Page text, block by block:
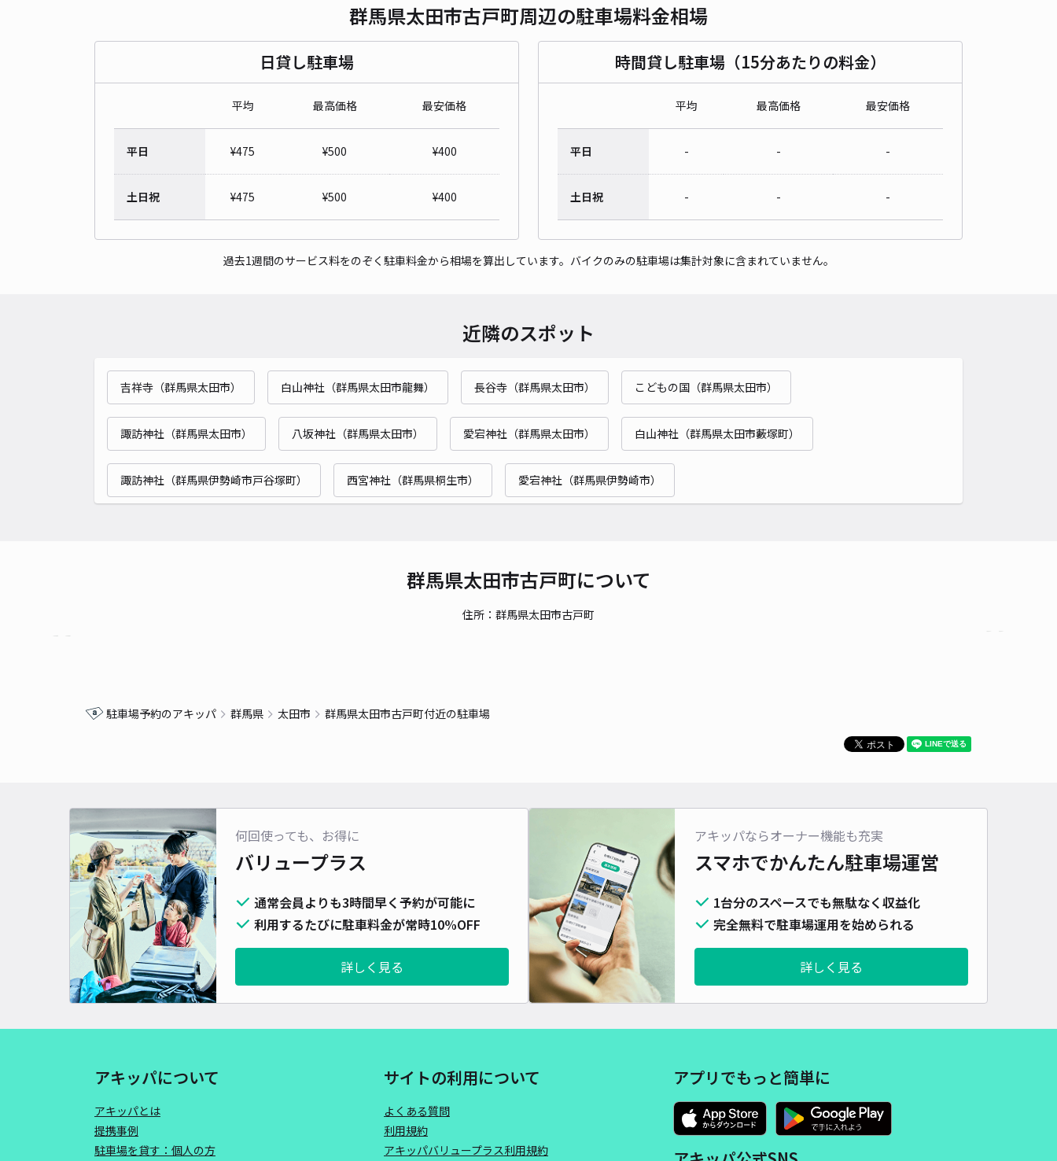
対応車種
レオパレスサニースクエアーA駐車場【16952】
¥500〜/ 日
長さ 500cm 以下 車幅
群馬県太田市古戸町周辺の駐車場料金相場
日貸し駐車場
平均 最高価格 最安価格
平日 ¥475 ¥500 ¥400
土日祝 ¥475 ¥500 ¥400
時間貸し駐車場（15分あたりの料金）
平均 最高価格 最安価格
平日 - - -
土日祝 - - -
過去1週間のサービス料をのぞく駐車料金から相場を算出しています。バイクのみの駐車場は集計対象に含まれていません。
近隣のスポット
吉祥寺（群馬県太田市） 白山神社（群馬県太田市龍舞） 長谷寺（群馬県太田市） こどもの国（群馬県太田市）
諏訪神社（群馬県太田市） 八坂神社（群馬県太田市） 愛宕神社（群馬県太田市） 白山神社（群馬県太田市藪塚町）
諏訪神社（群馬県伊勢崎市戸谷塚町） 西宮神社（群馬県桐生市） 愛宕神社（群馬県伊勢崎市）
群馬県太田市古戸町について
住所：群馬県太田市古戸町
駐車場予約のアキッパ 群馬県 太田市 群馬県太田市古戸町付近の駐車場
何回使っても、お得に
バリュープラス
通常会員よりも3時間早く予約が可能に
利用するたびに駐車料金が常時10%OFF
詳しく見る
アキッパならオーナー機能も充実
スマホでかんたん駐車場運営
1台分のスペースでも無駄なく収益化
完全無料で駐車場運用を始められる
詳しく見る
アキッパについて
アキッパとは
提携事例
駐車場を貸す：個人の方
サイトの利用について
よくある質問
利用規約
アキッパバリュープラス利用規約
アプリでもっと簡単に